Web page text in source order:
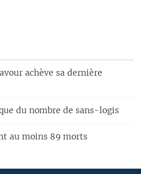
achève sa dernière
du nombre de sans-logis
au moins 89 morts